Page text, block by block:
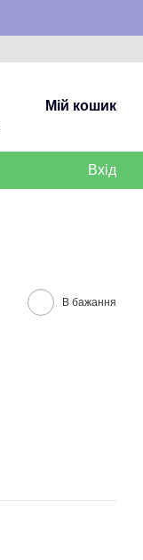
Мій кошик
Вхід
В бажання